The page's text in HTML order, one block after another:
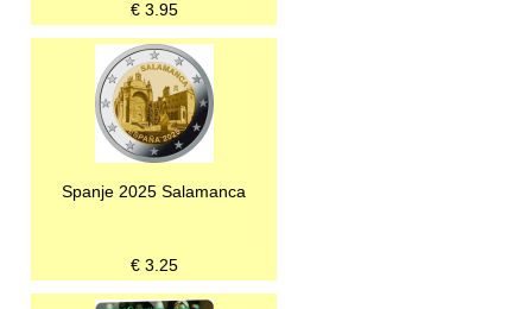
€ 3.95
Spanje 2025 Salamanca
€ 3.25